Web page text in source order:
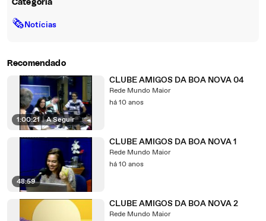
Categoria
🗞Notícias
Recomendado
1:00:21 | A Seguir
CLUBE AMIGOS DA BOA NOVA 04
Rede Mundo Maior
há 10 anos
48:59
CLUBE AMIGOS DA BOA NOVA 1
Rede Mundo Maior
há 10 anos
CLUBE AMIGOS DA BOA NOVA 2
Rede Mundo Maior